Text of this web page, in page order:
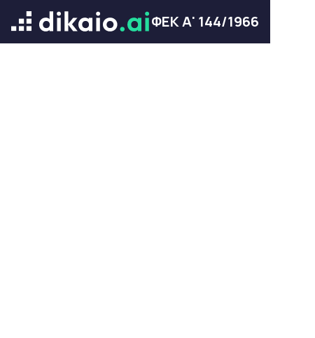
ΦΕΚ Α' 144/1966